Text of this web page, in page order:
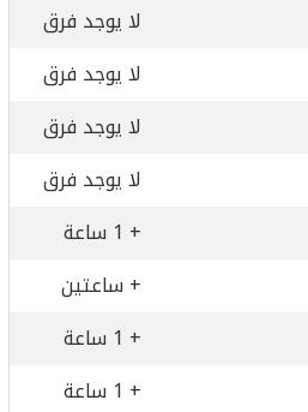
لا يوجد فرق
لا يوجد فرق
لا يوجد فرق
لا يوجد فرق
+ 1 ساعة
+ ساعتين
+ 1 ساعة
+ 1 ساعة